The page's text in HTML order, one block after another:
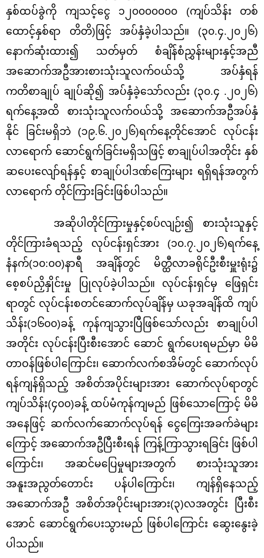
နှစ်ထပ်ခွဲကို ကျသင့်ငွေ ၁၂၀၀၀၀၀၀၀ (ကျပ်သိန်း တစ်
ထောင့်နှစ်ရာ တိတိ)ဖြင့် အပ်နှံခဲ့ပါသည်။ (၃၀.၄.၂၀၂၆)
နောက်ဆုံးထား၍ သတ်မှတ် စံချိန်စံညွှန်းများနှင့်အညီ
အဆောက်အဦအားစားသုံးသူလက်ဝယ်သို့ အပ်နှံရန်
ကတိစာချုပ် ချုပ်ဆို၍ အပ်နှံခဲ့သော်လည်း (၃၀.၄ .၂၀၂၆)
ရက်နေ့အထိ စားသုံးသူလက်ဝယ်သို့ အဆောက်အဦအပ်နှံ
နိုင် ခြင်းမရှိဘဲ (၁၉.၆.၂၀၂၆)ရက်နေ့တိုင်အောင် လုပ်ငန်း
လာရောက် ဆောင်ရွက်ခြင်းမရှိသဖြင့် စာချုပ်ပါအတိုင်း နှစ်
ဆပေးလျော်ရန်နှင့် စာချုပ်ပါဒဏ်ကြေးများ ရရှိရန်အတွက်
လာရောက် တိုင်ကြားခြင်းဖြစ်ပါသည်။
အဆိုပါတိုင်ကြားမှုနှင့်စပ်လျဉ်း၍ စားသုံးသူနှင့်
တိုင်ကြားခံရသည့် လုပ်ငန်းရှင်အား (၁၀.၇.၂၀၂၆)ရက်နေ့
နံနက်(၁၀:၀၀)နာရီ အချိန်တွင် မိတ္ထီလာခရိုင်ဦးစီးမှူးရုံး၌
စေ့စပ်ညှိနှိုင်းမှု ပြုလုပ်ခဲ့ပါသည်။ လုပ်ငန်းရှင်မှ ဖြေရှင်း
ရာတွင် လုပ်ငန်းစတင်ဆောက်လုပ်ချိန်မှ ယခုအချိန်ထိ ကျပ်
သိန်း(၁၆၀၀)ခန့် ကုန်ကျသွားပြီဖြစ်သော်လည်း စာချုပ်ပါ
အတိုင်း လုပ်ငန်းပြီးစီးအောင် ဆောင် ရွက်ပေးရမည်မှာ မိမိ
တာဝန်ဖြစ်ပါကြောင်း၊ ဆောက်လက်စအိမ်တွင် ဆောက်လုပ်
ရန်ကျန်ရှိသည့် အစိတ်အပိုင်းများအား ဆောက်လုပ်ရာတွင်
ကျပ်သိန်း(၄၀၀)ခန့် ထပ်မံကုန်ကျမည် ဖြစ်သောကြောင့် မိမိ
အနေဖြင့် ဆက်လက်ဆောက်လုပ်ရန် ငွေကြေးအခက်ခဲများ
ကြောင့် အဆောက်အဦပြီးစီးရန် ကြန့်ကြာသွားရခြင်း ဖြစ်ပါ
ကြောင်း၊ အဆင်မပြေမှုများအတွက် စားသုံးသူအား
အနူးအညွတ်တောင်း ပန်ပါကြောင်း၊ ကျန်ရှိနေသည့်
အဆောက်အဦ အစိတ်အပိုင်းများအား(၃)လအတွင်း ပြီးစီး
အောင် ဆောင်ရွက်ပေးသွားမည် ဖြစ်ပါကြောင်း ဆွေးနွေးခဲ့
ပါသည်။